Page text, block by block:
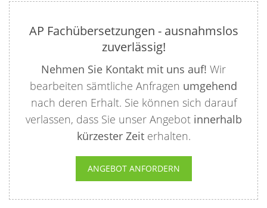
AP Fachübersetzungen - ausnahmslos
zuverlässig!
Nehmen Sie Kontakt mit uns auf! Wir
bearbeiten sämtliche Anfragen umgehend
nach deren Erhalt. Sie können sich darauf
verlassen, dass Sie unser Angebot innerhalb
kürzester Zeiterhalten.
ANGEBOT ANFORDERN